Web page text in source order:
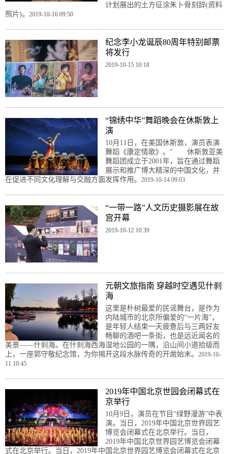
计划展出的土方征涂朱卜骨刻辞(资料
照片)。 2019-10-16 09:50
纪念李小龙诞辰80周年特别邮票
将发行
2019-10-15 10:18
“锦绣中华”舞蹈晚会在休斯敦上
演
10月11日，在美国休斯敦，演员表演
舞蹈《康定情歌》。” 休斯敦亚美
舞蹈团成立于2001年，旨在通过舞蹈
展示和推广博大精深的中国文化，并
在促进不同文化理解与交融方面发挥作用。 2019-10-14 09:03
“一带一路”人文历史摄影展在故
宫开幕
2019-10-12 10:39
元朝文旅指南 穿越时空遇见什刹
海
这里是朴树最爱的民谣舞台，是作为
内陆城市的北京所偏爱的“一片海”，
是年轻人结束一天疲惫后与三两好友
畅聊的酒吧一条街，也是远近闻名的
美景——什刹海。在什刹海西海湿地公园的一隅，沿山间小道拾级而
上，一座郭守敬纪念馆，为你揭开这段水脉传奇的开凿始末。 2019-10-
11 10:45
2019年中国北京世园会闭幕式在
京举行
10月9日，演员在节目“绿野漫游”中表
演。当日，2019年中国北京世界园艺
博览会闭幕式在北京举行。当日，
2019年中国北京世界园艺博览会闭幕
式在北京举行。当日，2019年中国北京世界园艺博览会闭幕式在北京